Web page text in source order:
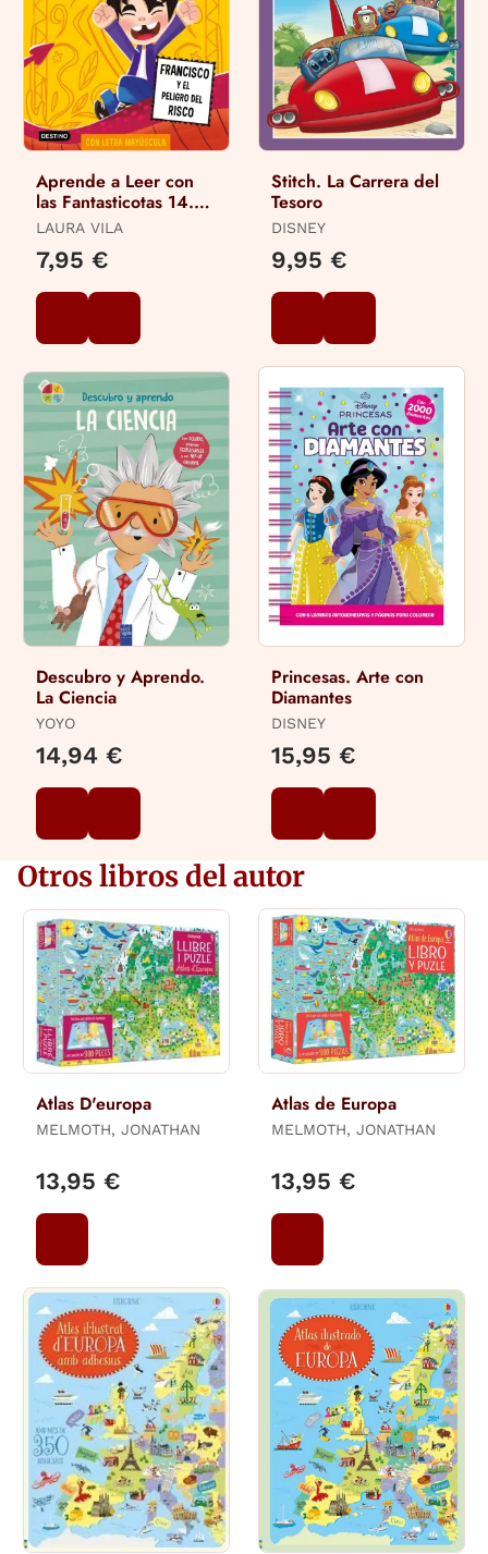
Aprende a Leer con
las Fantasticotas 14.
Francisco y el Peligro
LAURA VILA
7,95 €
Stitch. La Carrera del
Tesoro
DISNEY
9,95 €
Descubro y Aprendo.
La Ciencia
YOYO
14,94 €
Princesas. Arte con
Diamantes
DISNEY
15,95 €
Otros libros del autor
Atlas D'europa
MELMOTH, JONATHAN
13,95 €
Atlas de Europa
MELMOTH, JONATHAN
13,95 €